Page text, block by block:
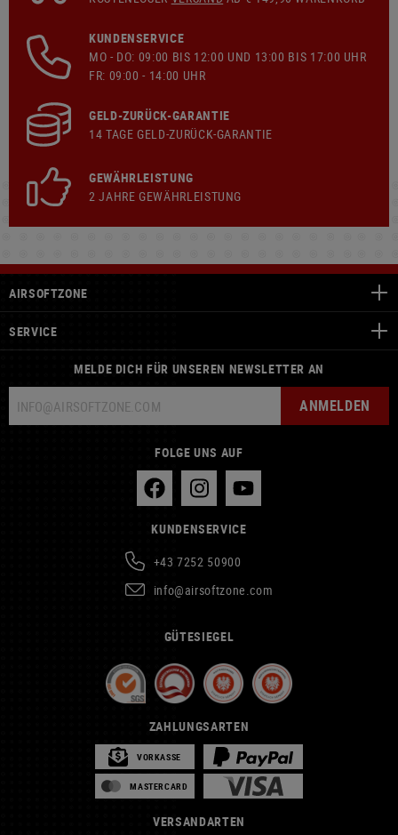
KUNDENSERVICE
MO - DO: 09:00 BIS 12:00 UND 13:00 BIS 17:00 UHR
FR: 09:00 - 14:00 UHR
GELD-ZURÜCK-GARANTIE
14 TAGE GELD-ZURÜCK-GARANTIE
GEWÄHRLEISTUNG
2 JAHRE GEWÄHRLEISTUNG
AIRSOFTZONE
SERVICE
MELDE DICH FÜR UNSEREN NEWSLETTER AN
ANMELDEN
FOLGE UNS AUF
KUNDENSERVICE
+43 7252 50900
info@airsoftzone.com
GÜTESIEGEL
ZAHLUNGSARTEN
VORKASSE
MASTERCARD
VERSANDARTEN